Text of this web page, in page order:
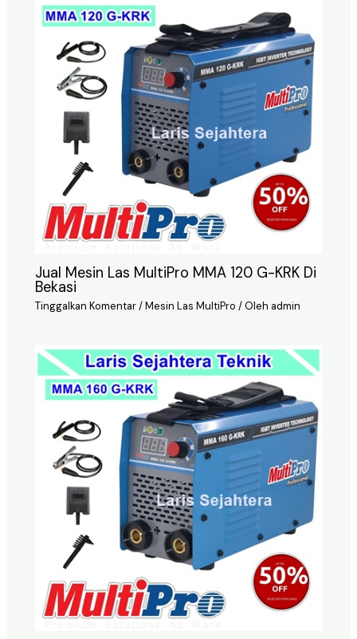
Jual Mesin Las MultiPro MMA 120 G-KRK Di
Bekasi
Tinggalkan Komentar/Mesin Las MultiPro / Oleh admin